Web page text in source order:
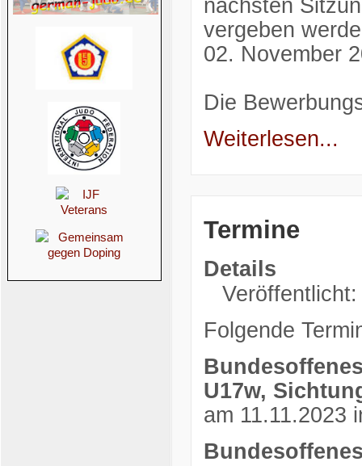
nächsten
vergeben
02. November
Die
Weiterlesen...
Termine
Details
Folgende
U17w,
am 11.11.2023